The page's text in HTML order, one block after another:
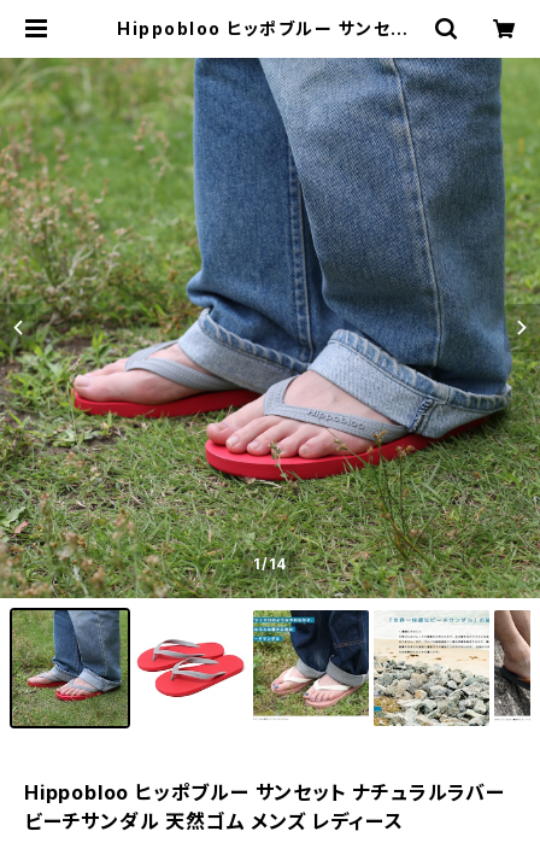
Hippobloo ヒッポブルー サンセット
然ゴム メンズ レディース | MAVAZI
マバジ
1/14
Hippobloo ヒッポブルー サンセット ナチュラルラバー
ビーチサンダル 天然ゴム メンズ レディース